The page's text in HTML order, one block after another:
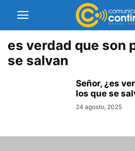
es verdad que son
se salvan
Señor, ¿es
los que se
24 agosto, 2025